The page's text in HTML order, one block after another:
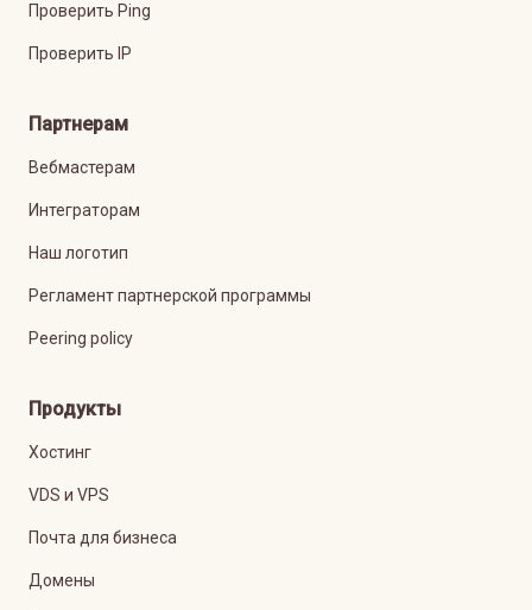
Проверить Ping
Проверить IP
Партнерам
Вебмастерам
Интеграторам
Наш логотип
Регламент партнерской программы
Peering policy
Продукты
Хостинг
VDS и VPS
Почта для бизнеса
Домены